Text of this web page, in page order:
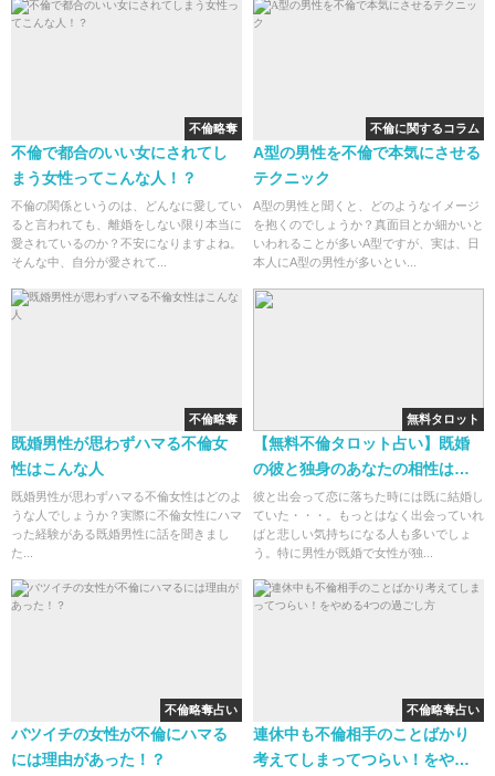
不倫略奪
不倫で都合のいい女にされてし
まう女性ってこんな人！？
不倫の関係というのは、どんなに愛してい
ると言われても、離婚をしない限り本当に
愛されているのか？不安になりますよね。
そんな中、自分が愛されて...
不倫に関するコラム
A型の男性を不倫で本気にさせる
テクニック
A型の男性と聞くと、どのようなイメージ
を抱くのでしょうか？真面目とか細かいと
いわれることが多いA型ですが、実は、日
本人にA型の男性が多いとい...
不倫略奪
既婚男性が思わずハマる不倫女
性はこんな人
既婚男性が思わずハマる不倫女性はどのよ
うな人でしょうか？実際に不倫女性にハマ
った経験がある既婚男性に話を聞きまし
た...
無料タロット
【無料不倫タロット占い】既婚
の彼と独身のあなたの相性は良
いのか？
彼と出会って恋に落ちた時には既に結婚し
ていた・・・。もっとはなく出会っていれ
ばと悲しい気持ちになる人も多いでしょ
う。特に男性が既婚で女性が独...
不倫略奪占い
バツイチの女性が不倫にハマる
には理由があった！？
不倫略奪占い
連休中も不倫相手のことばかり
考えてしまってつらい！をやめ